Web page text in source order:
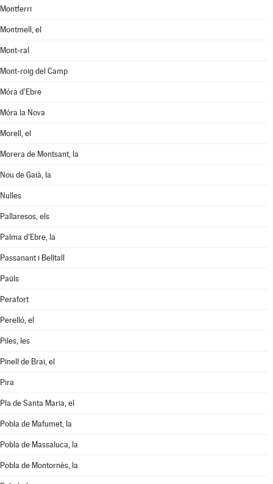
Montferri
Montmell, el
Mont-ral
Mont-roig del Camp
Móra d'Ebre
Móra la Nova
Morell, el
Morera de Montsant, la
Nou de Gaià, la
Nulles
Pallaresos, els
Palma d'Ebre, la
Passanant i Belltall
Paüls
Perafort
Perelló, el
Piles, les
Pinell de Brai, el
Pira
Pla de Santa Maria, el
Pobla de Mafumet, la
Pobla de Massaluca, la
Pobla de Montornès, la